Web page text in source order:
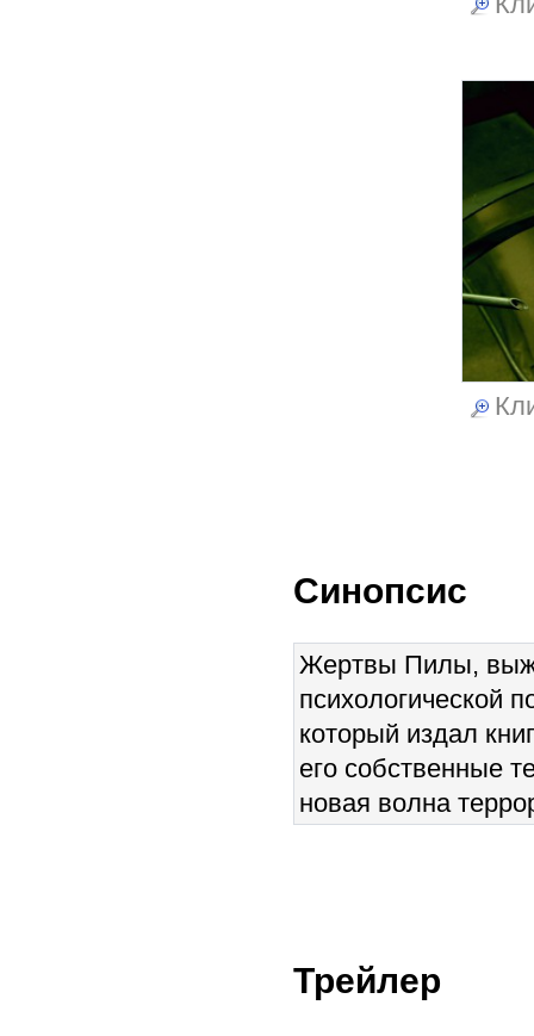
Синопсис
Жертвы Пилы,
психологической
который издал
его собственные
новая волна
Трейлер